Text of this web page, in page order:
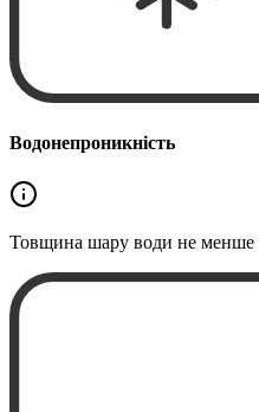
Водонепроникність
Товщина шару води не менше